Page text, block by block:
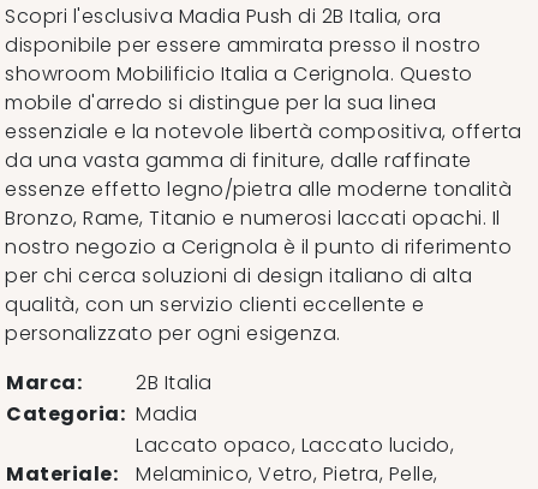
Scopri l'esclusiva Madia Push di 2B Italia, ora
disponibile per essere ammirata presso il nostro
showroom Mobilificio Italia a Cerignola. Questo
mobile d'arredo si distingue per la sua linea
essenziale e la notevole libertà compositiva, offerta
da una vasta gamma di finiture, dalle raffinate
essenze effetto legno/pietra alle moderne tonalità
Bronzo, Rame, Titanio e numerosi laccati opachi. Il
nostro negozio a Cerignola è il punto di riferimento
per chi cerca soluzioni di design italiano di alta
qualità, con un servizio clienti eccellente e
personalizzato per ogni esigenza.
Marca:
2B Italia
Categoria: Madia
Materiale:
Laccato opaco, Laccato lucido,
Melaminico, Vetro, Pietra, Pelle,